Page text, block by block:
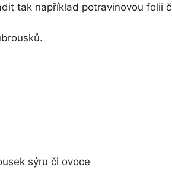
tak například potravinovou folii
sýru či ovoce